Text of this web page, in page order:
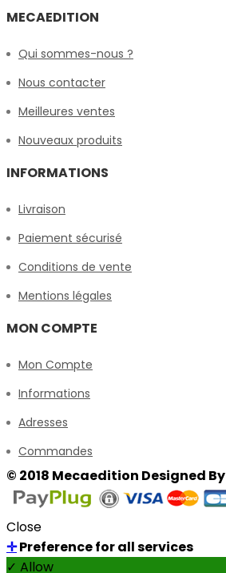
MECAEDITION
Qui sommes-nous ?
Nous contacter
Meilleures ventes
Nouveaux produits
INFORMATIONS
Livraison
Paiement sécurisé
Conditions de vente
Mentions légales
MON COMPTE
Mon Compte
Informations
Adresses
Commandes
© 2018 Mecaedition Designed By
Close
✛Preference for all services
✓ Allow